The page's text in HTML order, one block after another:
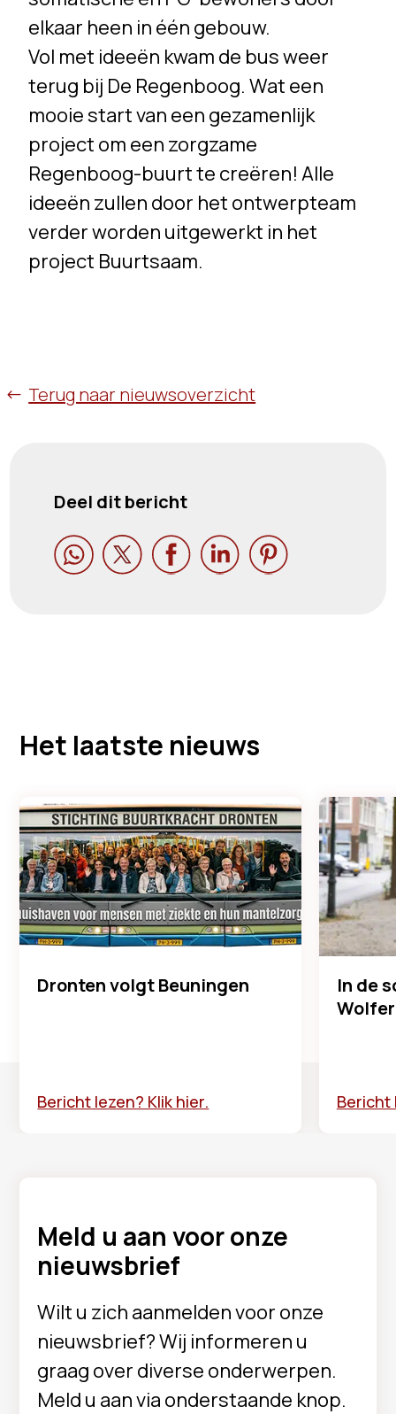
elkaar heen in één gebouw.
Vol met ideeën kwam de bus weer
terug bij De Regenboog. Wat een
mooie start van een gezamenlijk
project om een zorgzame
Regenboog-buurt te creëren! Alle
ideeën zullen door het ontwerpteam
verder worden uitgewerkt in het
project Buurtsaam.
Terug naar nieuwsoverzicht
Deel dit bericht
    
Het laatste nieuws
Dronten volgt Beuningen
Bericht lezen? Klik hier.
In de
Bericht
Meld u aan voor onze
nieuwsbrief
Wilt u zich aanmelden voor onze
nieuwsbrief? Wij informeren u
graag over diverse onderwerpen.
Meld u aan via onderstaande knop.